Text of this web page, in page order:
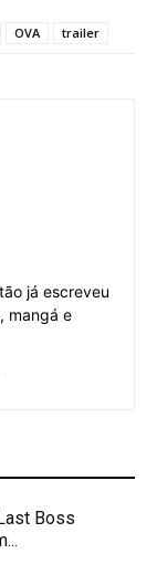
OVA trailer
já escreveu
mangá e
Boss